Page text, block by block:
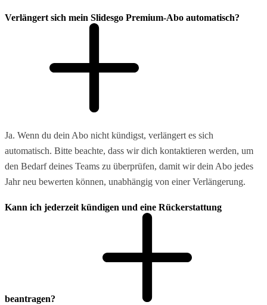
Verlängert sich mein Slidesgo Premium-Abo automatisch?
Ja. Wenn du dein Abo nicht kündigst, verlängert es sich
automatisch. Bitte beachte, dass wir dich kontaktieren werden, um
den Bedarf deines Teams zu überprüfen, damit wir dein Abo jedes
Jahr neu bewerten können, unabhängig von einer Verlängerung.
Kann ich jederzeit kündigen und eine Rückerstattung
beantragen?